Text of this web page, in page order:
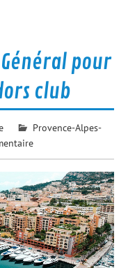
pour
club
Provence-Alpes-